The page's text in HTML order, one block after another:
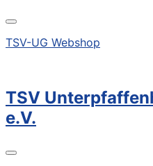
TSV-UG Webshop
TSV
e.V.